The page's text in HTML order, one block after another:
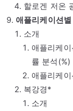
할로겐 저온
애플리케이션별
소개
애플리케
률 분석(%)
애플리케
복강경*
소개